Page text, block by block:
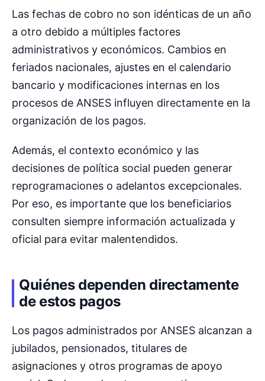
Las fechas de cobro no son idénticas de un año
a otro debido a múltiples factores
administrativos y económicos. Cambios en
feriados nacionales, ajustes en el calendario
bancario y modificaciones internas en los
procesos de ANSES influyen directamente en la
organización de los pagos.
Además, el contexto económico y las
decisiones de política social pueden generar
reprogramaciones o adelantos excepcionales.
Por eso, es importante que los beneficiarios
consulten siempre información actualizada y
oficial para evitar malentendidos.
Quiénes dependen directamente
de estos pagos
Los pagos administrados por ANSES alcanzan a
jubilados, pensionados, titulares de
asignaciones y otros programas de apoyo